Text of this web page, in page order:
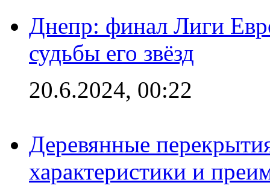
Днепр: финал Лиги
судьбы его звёзд
20.6.2024, 00:22
Деревянные
характеристики и